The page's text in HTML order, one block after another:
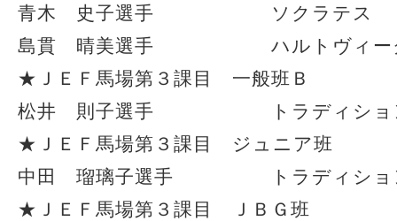
青木 史子選手 ソクラテス
島貫 晴美選手 ハルトヴィー
★ＪＥＦ馬場第３課目 一般班Ｂ
松井 則子選手 トラディショ
★ＪＥＦ馬場第３課目 ジュニア班
中田 瑠璃子選手 トラディショ
★ＪＥＦ馬場第３課目 ＪＢＧ班